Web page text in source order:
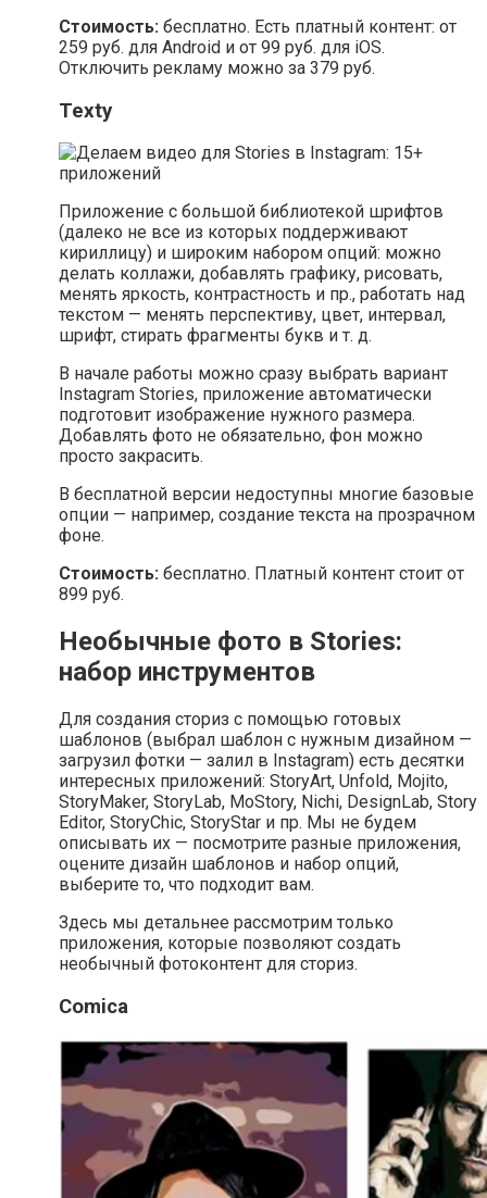
Стоимость: бесплатно. Есть платный контент: от
259 руб. для Android и от 99 руб. для iOS.
Отключить рекламу можно за 379 руб.
Texty
Приложение с большой библиотекой шрифтов
(далеко не все из которых поддерживают
кириллицу) и широким набором опций: можно
делать коллажи, добавлять графику, рисовать,
менять яркость, контрастность и пр., работать над
текстом — менять перспективу, цвет, интервал,
шрифт, стирать фрагменты букв и т. д.
В начале работы можно сразу выбрать вариант
Instagram Stories, приложение автоматически
подготовит изображение нужного размера.
Добавлять фото не обязательно, фон можно
просто закрасить.
В бесплатной версии недоступны многие базовые
опции — например, создание текста на прозрачном
фоне.
Стоимость: бесплатно. Платный контент стоит от
899 руб.
Необычные фото в Stories:
набор инструментов
Для создания сториз с помощью готовых
шаблонов (выбрал шаблон с нужным дизайном —
загрузил фотки — залил в Instagram) есть десятки
интересных приложений: StoryArt, Unfold, Mojito,
StoryMaker, StoryLab, MoStory, Nichi, DesignLab, Story
Editor, StoryChic, StoryStar и пр. Мы не будем
описывать их — посмотрите разные приложения,
оцените дизайн шаблонов и набор опций,
выберите то, что подходит вам.
Здесь мы детальнее рассмотрим только
приложения, которые позволяют создать
необычный фотоконтент для сториз.
Comica